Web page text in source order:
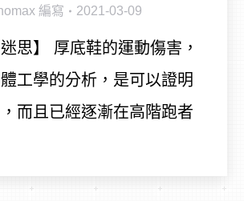
編寫 2021-03-09
迷思】 厚底鞋的運動傷害，
工學的分析，是可以證明
而且已經逐漸在高階跑者